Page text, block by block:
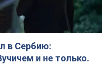
в Сербию:
и не только.